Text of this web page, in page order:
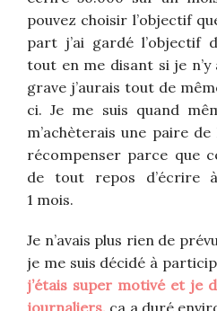
pouvez choisir l’objectif
part j’ai gardé l’objectif
tout en me disant si je n’y
grave j’aurais tout de
ci. Je me suis quand
m’achèterais une paire
récompenser parce que
de tout repos d’écrire
1 mois.
Je n’avais plus rien de
je me suis décidé à
j’étais super motivé et je